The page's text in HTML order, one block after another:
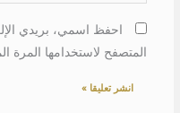
احفظ اسمي، بريدي
المتصفح لاستخدامها المرة